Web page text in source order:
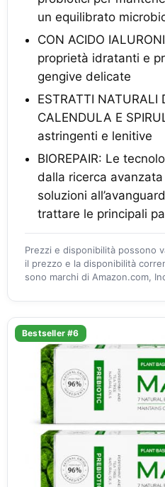
un equilibrato
CON ACIDO
proprietà idratanti e
gengive delicate
ESTRATTI NATURALI
CALENDULA E
astringenti e lenitive
BIOREPAIR: Le
dalla ricerca
soluzioni
trattare le principali
Prezzi e disponibilità possono
il prezzo e la disponibilità
sono marchi di Amazon.com,
Bestseller #6